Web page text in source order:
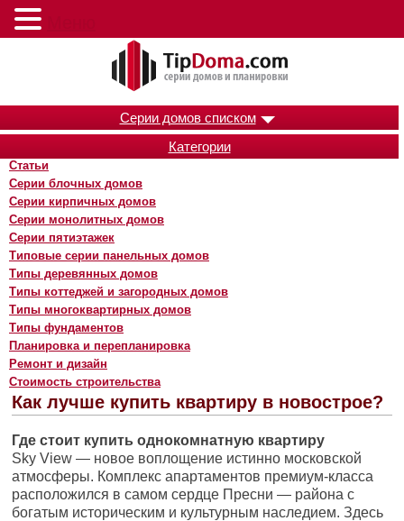
Серии домов списком
Категории
Статьи
Серии блочных домов
Серии кирпичных домов
Серии монолитных домов
Серии пятиэтажек
Типовые серии панельных домов
Типы деревянных домов
Типы коттеджей и загородных домов
Типы многоквартирных домов
Типы фундаментов
Планировка и перепланировка
Ремонт и дизайн
Стоимость строительства
Как лучше купить квартиру в новострое?
Где стоит купить однокомнатную квартиру
Sky View — новое воплощение истинно московской
атмосферы. Комплекс апартаментов премиум-класса
расположился в самом сердце Пресни — района с
богатым историческим и культурным наследием. Здесь